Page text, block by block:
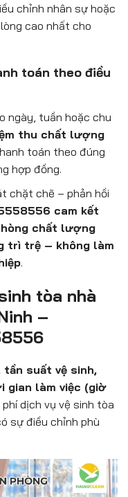
chỉnh nhân sự hoặc
cao nhất cho
toán theo điều
ngày, tuần hoặc chu
thu chất lượng
toán theo đúng
hợp đồng.
chặt chẽ – phản hồi
cam kết
chất lượng
trì trệ – không làm
.
tòa nhà
–
suất vệ sinh,
gian làm việc (giờ
phí dịch vụ vệ sinh tòa
sự điều chỉnh phù